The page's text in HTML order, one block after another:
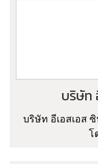
บริษัท
บริษัท อีเอสเอส
โ